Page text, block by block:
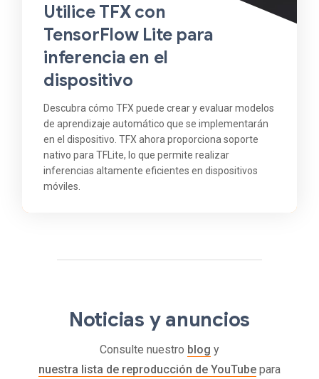
Utilice TFX con
TensorFlow Lite para
inferencia en el
dispositivo
Descubra cómo TFX puede crear y evaluar modelos
de aprendizaje automático que se implementarán
en el dispositivo. TFX ahora proporciona soporte
nativo para TFLite, lo que permite realizar
inferencias altamente eficientes en dispositivos
móviles.
Noticias y anuncios
Consulte nuestro blog y
nuestra lista de reproducción de YouTube para